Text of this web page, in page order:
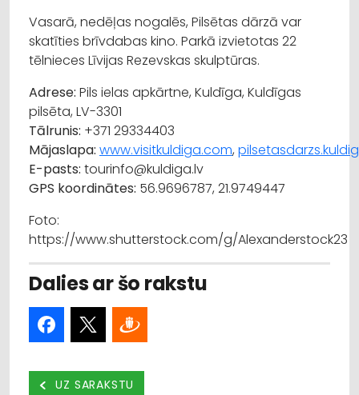
Vasarā, nedēļas nogalēs, Pilsētas dārzā var
skatīties brīvdabas kino. Parkā izvietotas 22
tēlnieces Līvijas Rezevskas skulptūras.
Adrese: Pils ielas apkārtne, Kuldīga, Kuldīgas
pilsēta, LV-3301
Tālrunis: +371 29334403
Mājaslapa: www.visitkuldiga.com,
E-pasts: tourinfo@kuldiga.lv
GPS koordinātes: 56.9696787, 21.9749447
Foto:
https://www.shutterstock.com/g/Alexanderstock23
Dalies ar šo rakstu
UZ SARAKSTU